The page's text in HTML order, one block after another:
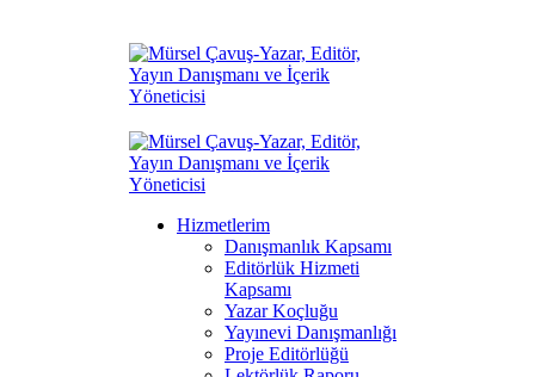
Hizmetlerim
Danışmanlık Kapsamı
Editörlük Hizmeti
Kapsamı
Yazar Koçluğu
Yayınevi Danışmanlığı
Proje Editörlüğü